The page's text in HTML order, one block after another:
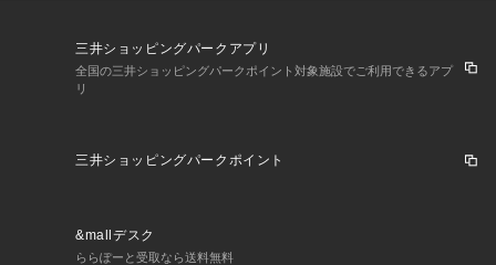
三井ショッピングパークアプリ
全国の三井ショッピングパークポイント対象施設でご利用できるアプ
リ
三井ショッピングパークポイント
&mallデスク
ららぽーと受取なら送料無料